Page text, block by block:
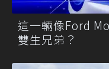
這一輛像Ford
雙生兄弟？